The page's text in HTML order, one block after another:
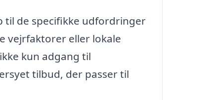
til de specifikke udfordringer
vejrfaktorer eller lokale
kun adgang til
tilbud, der passer til